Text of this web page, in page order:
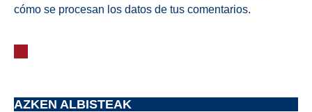
cómo se procesan los datos de tus comentarios.
AZKEN ALBISTEAK